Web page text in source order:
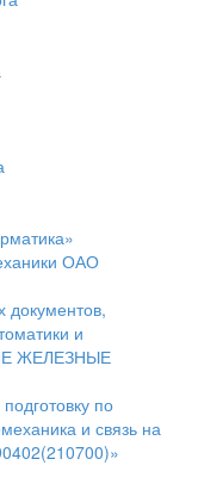
ОАО
документов,
и
ЖЕЛЕЗНЫЕ
по
и связь на